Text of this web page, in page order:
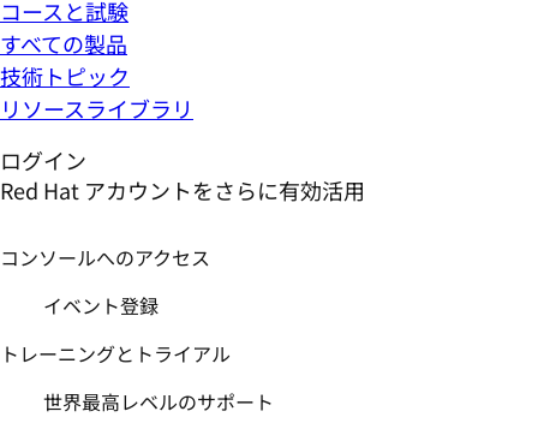
コースと試験
すべての製品
技術トピック
リソースライブラリ
ログイン
Red Hat アカウントをさらに有効活用
コンソールへのアクセス
イベント登録
トレーニングとトライアル
世界最高レベルのサポート